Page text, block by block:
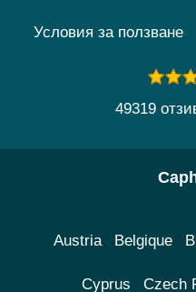
Условия за ползване
49319
Austria Belgique
Cyprus Czech